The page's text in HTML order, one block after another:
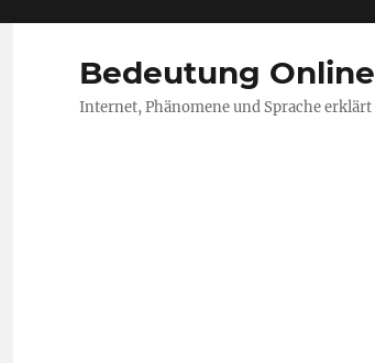
Bedeutung Online
Internet, Phänomene und Sprache erklärt